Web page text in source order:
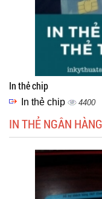
In thẻ chip
In thẻ chip 4400
IN THẺ NGÂN HÀNG